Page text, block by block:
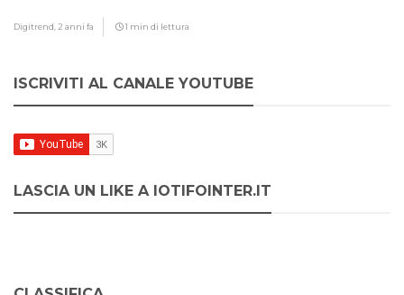
Digitrend, 2 anni fa 1 min di lettura
ISCRIVITI AL CANALE YOUTUBE
LASCIA UN LIKE A IOTIFOINTER.IT